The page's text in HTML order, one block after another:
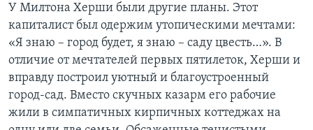
У Милтона Херши были другие планы. Этот
капиталист был одержим утопическими мечтами:
«Я знаю – город будет, я знаю – саду цвесть…». В
отличие от мечтателей первых пятилеток, Херши и
вправду построил уютный и благоустроенный
город-сад. Вместо скучных казарм его рабочие
жили в симпатичных кирпичных коттеджах на